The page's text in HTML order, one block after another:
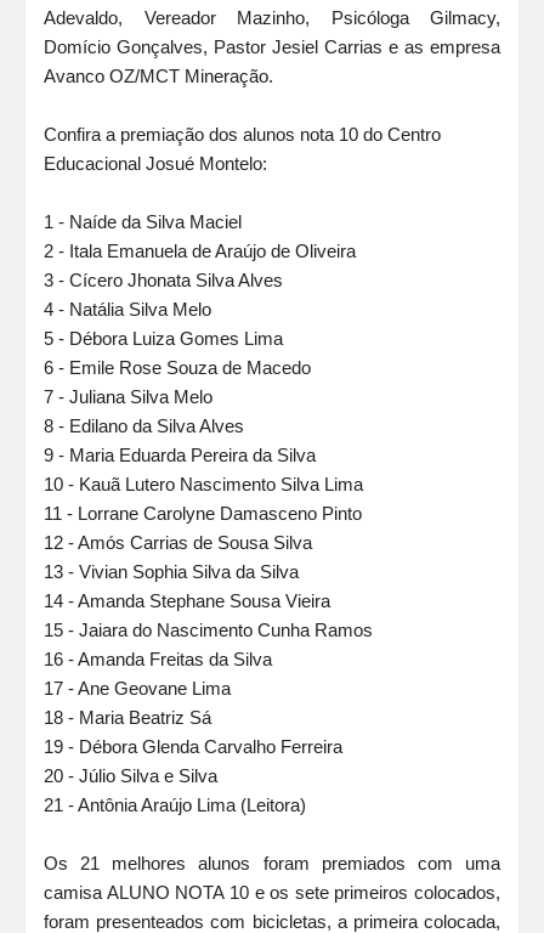
Adevaldo, Vereador Mazinho, Psicóloga Gilmacy,
Domício Gonçalves, Pastor Jesiel Carrias e as empresa
Avanco OZ/MCT Mineração.
Confira a premiação dos alunos nota 10 do Centro
Educacional Josué Montelo:
1 - Naíde da Silva Maciel
2 - Itala Emanuela de Araújo de Oliveira
3 - Cícero Jhonata Silva Alves
4 - Natália Silva Melo
5 - Débora Luiza Gomes Lima
6 - Emile Rose Souza de Macedo
7 - Juliana Silva Melo
8 - Edilano da Silva Alves
9 - Maria Eduarda Pereira da Silva
10 - Kauã Lutero Nascimento Silva Lima
11 - Lorrane Carolyne Damasceno Pinto
12 - Amós Carrias de Sousa Silva
13 - Vivian Sophia Silva da Silva
14 - Amanda Stephane Sousa Vieira
15 - Jaiara do Nascimento Cunha Ramos
16 - Amanda Freitas da Silva
17 - Ane Geovane Lima
18 - Maria Beatriz Sá
19 - Débora Glenda Carvalho Ferreira
20 - Júlio Silva e Silva
21 - Antônia Araújo Lima (Leitora)
Os 21 melhores alunos foram premiados com uma
camisa ALUNO NOTA 10 e os sete primeiros colocados,
foram presenteados com bicicletas, a primeira colocada,